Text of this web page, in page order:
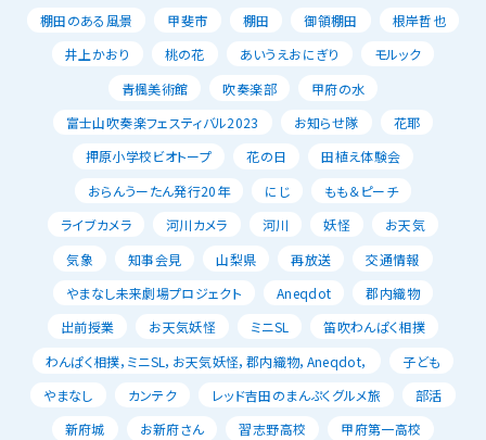
棚田のある風景
甲斐市 棚田 御領棚田
根岸哲也
井上かおり
桃の花 あいうえおにぎり
モルック
青楓美術館
吹奏楽部
甲府の水
富士山吹奏楽フェスティバル2023
お知らせ隊
花耶
押原小学校ビオトープ
花の日
田植え体験会
おらんうーたん発行20年
にじ
もも＆ピーチ
ライブカメラ
河川カメラ 河川 妖怪
お天気
気象
知事会見 山梨県 再放送
交通情報
やまなし未来劇場プロジェクト
Aneqdot
郡内織物
出前授業
お天気妖怪 ミニSL
笛吹わんぱく相撲
わんぱく相撲，ミニSL，お天気妖怪，郡内織物，Aneqdot，
子ども
やまなし
カンテク レッド吉田のまんぷくグルメ旅
部活
新府城
お新府さん 習志野高校
甲府第一高校